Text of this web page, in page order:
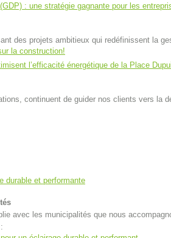
: une stratégie gagnante pour les
des projets ambitieux qui redéfinissent la
la construction!
l’efficacité énergétique de la Place
continuent de guider nos clients vers la
durable et performante
avec les municipalités que nous